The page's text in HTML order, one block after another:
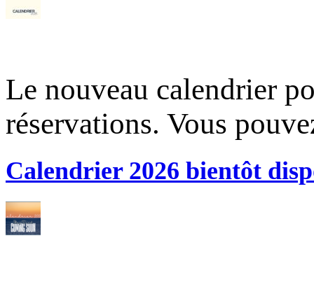
Le nouveau calendrier
réservations. Vous
Calendrier 2026 bientôt